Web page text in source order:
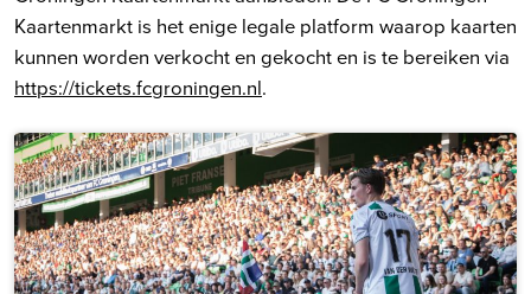
Kaartenmarkt is het enige legale platform waarop kaarten
kunnen worden verkocht en gekocht en is te bereiken via
https://tickets.fcgroningen.nl.